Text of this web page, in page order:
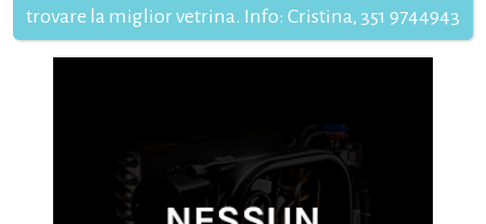
trovare la miglior vetrina. Info: Cristina, 351 9744943